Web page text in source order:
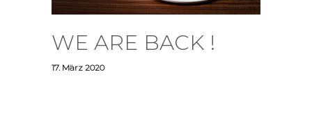
WE ARE BACK !
17. März 2020